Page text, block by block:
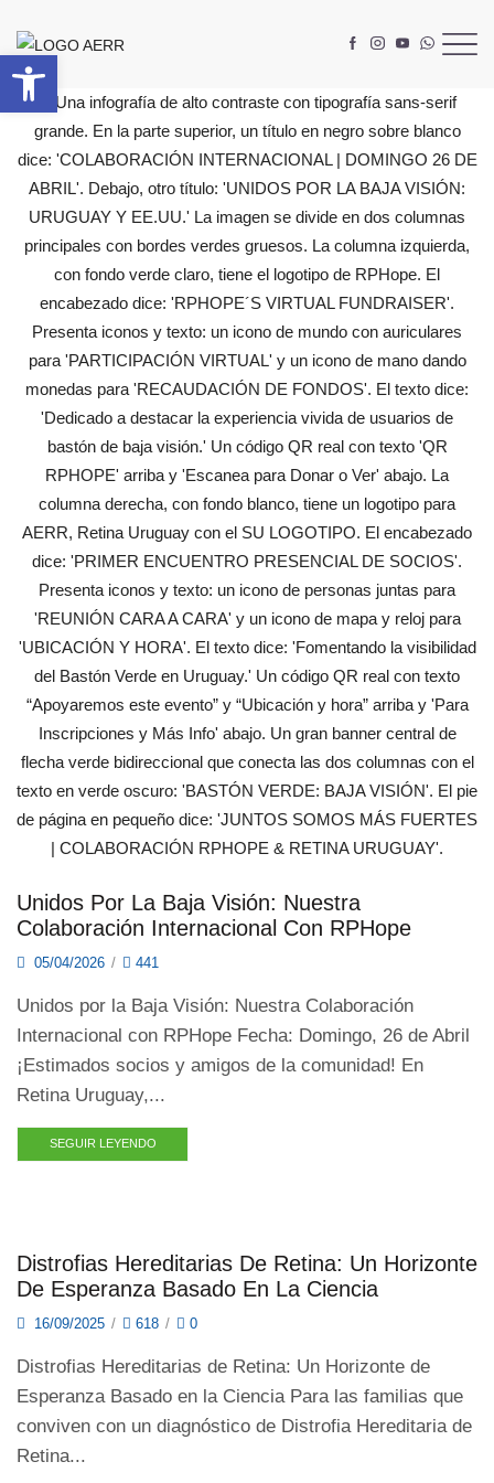
Abrir barra de herramientas
Unidos Por La Baja Visión: Nuestra
Colaboración Internacional Con RPHope
05/04/2026 / 441
Unidos por la Baja Visión: Nuestra Colaboración
Internacional con RPHope Fecha: Domingo, 26 de Abril
¡Estimados socios y amigos de la comunidad! En
Retina Uruguay,...
SEGUIR LEYENDO
Distrofias Hereditarias De Retina: Un Horizonte
De Esperanza Basado En La Ciencia
16/09/2025 / 618 / 0
Distrofias Hereditarias de Retina: Un Horizonte de
Esperanza Basado en la Ciencia Para las familias que
conviven con un diagnóstico de Distrofia Hereditaria de
Retina...